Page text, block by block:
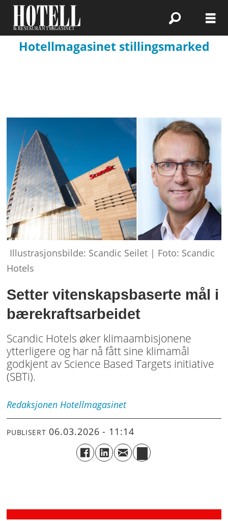
Hotellmagasinet stillingsmarked
Illustrasjonsbilde: Scandic Seilet | Foto: Scandic
Hotels
Setter vitenskapsbaserte mål i
bærekraftsarbeidet
Scandic Hotels øker klimaambisjonene
ytterligere og har nå fått sine klimamål
godkjent av Science Based Targets initiative
(SBTi).
Redaksjonen Hotellmagasinet
PUBLISERT 06.03.2026 - 11:14
«En